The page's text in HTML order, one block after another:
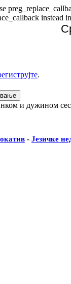
.
и дужином
- Језичке